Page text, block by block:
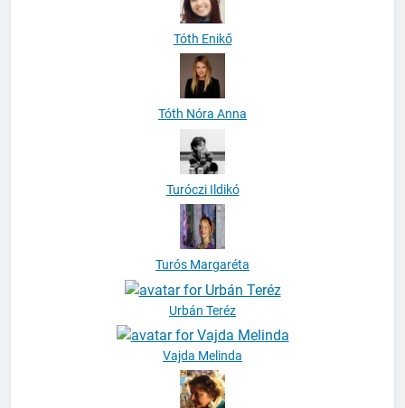
Tóth Enikő
Tóth Nóra Anna
Turóczi Ildikó
Turós Margaréta
Urbán Teréz
Vajda Melinda